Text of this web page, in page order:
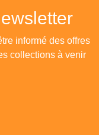
informé des offres
collections à venir